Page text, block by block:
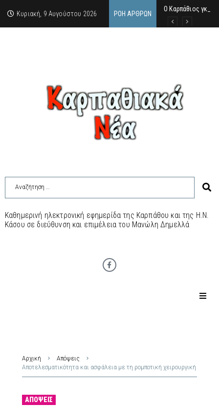
Κυριακή, 9 Αυγούστου 2026 ΡΟΉ ΆΡΘΡΩΝ
Ο Καρπάθιος
Από την πέτρα
Η Κάρπαθος υπό
Καθημερινή ηλεκτρονική εφημερίδα της Καρπάθου και της Η.Ν.
Κάσου σε διεύθυνση και επιμέλεια του Μανώλη Δημελλά
Αρχική
Απόψεις
Αποτελεσματικότητα και ασφάλεια με τη ρομποτική χειρουργική
ΑΠΌΨΕΙΣ